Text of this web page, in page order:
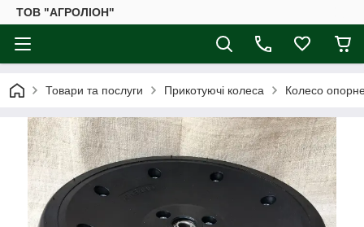
ТОВ "АГРОЛІОН"
Товари та послуги Прикотуючі колеса Колесо